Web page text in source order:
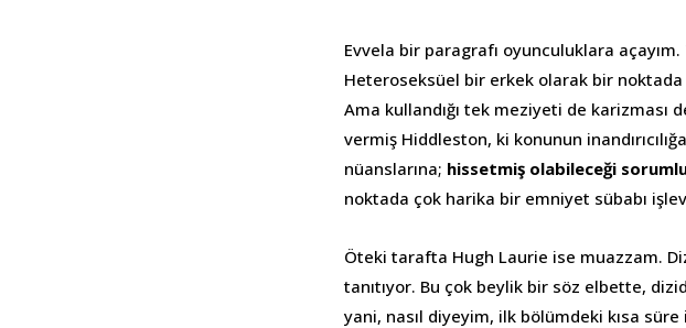
Evvela bir paragrafı oyunculuklara
Heteroseksüel bir erkek olarak bir
Ama kullandığı tek meziyeti de karizması
vermiş Hiddleston, ki konunun
nüanslarına; hissetmiş olabileceği
noktada çok harika bir emniyet sübabı
Öteki tarafta Hugh Laurie ise muazzam.
tanıtıyor. Bu çok beylik bir söz elbette,
yani, nasıl diyeyim, ilk bölümdeki kısa